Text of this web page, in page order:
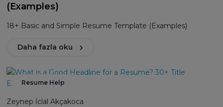
(Examples)
18+ Basic and Simple Resume Template (Examples)
Daha fazla oku
Resume Help
Zeynep İclal Akçakoca